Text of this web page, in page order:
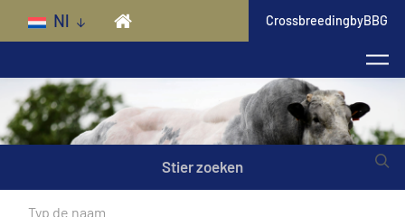
Skip to main content
Nl CrossbreedingbyBBG
Stier zoeken